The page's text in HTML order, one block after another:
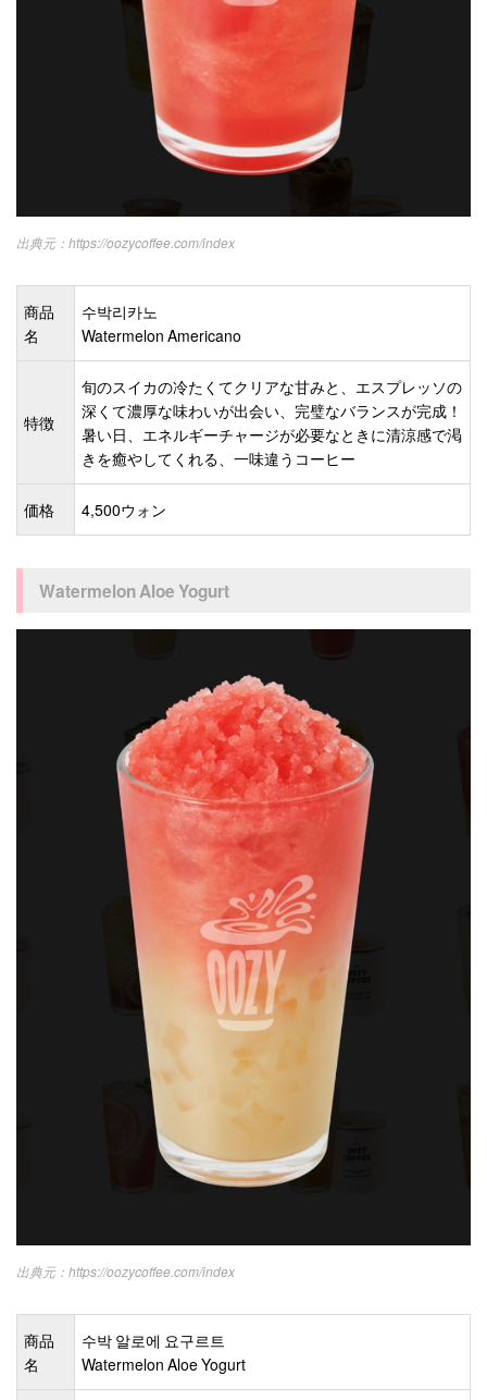
https://oozycoffee.com/index
商品
名
수박리카노
Watermelon Americano
特徴
旬のスイカの冷たくてクリアな甘みと、エスプレッソの
深くて濃厚な味わいが出会い、完璧なバランスが完成！
暑い日、エネルギーチャージが必要なときに清涼感で渇
きを癒やしてくれる、一味違うコーヒー
価格 4,500ウォン
Watermelon Aloe Yogurt
https://oozycoffee.com/index
商品
名
수박 알로에 요구르트
Watermelon Aloe Yogurt